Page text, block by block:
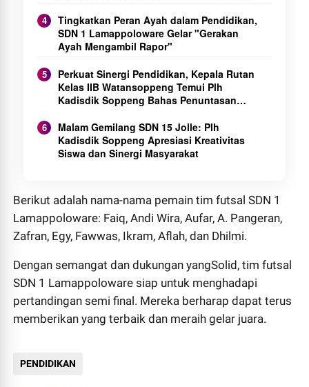
Tingkatkan Peran Ayah dalam Pendidikan,
SDN 1 Lamappoloware Gelar "Gerakan
Ayah Mengambil Rapor"
Perkuat Sinergi Pendidikan, Kepala Rutan
Kelas IIB Watansoppeng Temui Plh
Kadisdik Soppeng Bahas Penuntasan
Malam Gemilang SDN 15 Jolle: Plh
Kadisdik Soppeng Apresiasi Kreativitas
Siswa dan Sinergi Masyarakat
Berikut adalah nama-nama pemain tim futsal SDN 1
Lamappoloware: Faiq, Andi Wira, Aufar, A. Pangeran,
Zafran, Egy, Fawwas, Ikram, Aflah, dan Dhilmi.
Dengan semangat dan dukungan yangSolid, tim futsal
SDN 1 Lamappoloware siap untuk menghadapi
pertandingan semi final. Mereka berharap dapat terus
memberikan yang terbaik dan meraih gelar juara.
PENDIDIKAN